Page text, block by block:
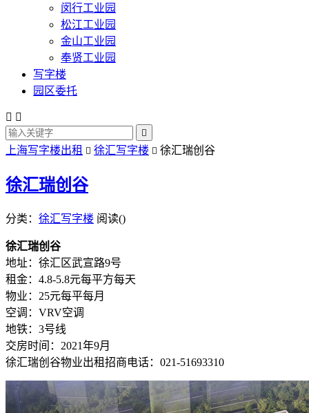
闵行工业园
松江工业园
金山工业园
奉贤工业园
写字楼
园区委托
 

上海写字楼出租  徐汇写字楼  徐汇瑞创谷
徐汇瑞创谷
分类： 徐汇写字楼 阅读()
徐汇瑞创谷
地址：徐汇区武宣路9号
租金：4.8-5.8元每平方每天
物业：25元每平每月
空调：VRV空调
地铁：3号线
交房时间：2021年9月
徐汇瑞创谷物业出租招商电话：021-51693310